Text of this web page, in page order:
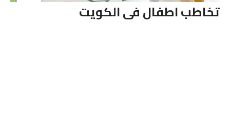
تخاطب اطفال فى الكويت